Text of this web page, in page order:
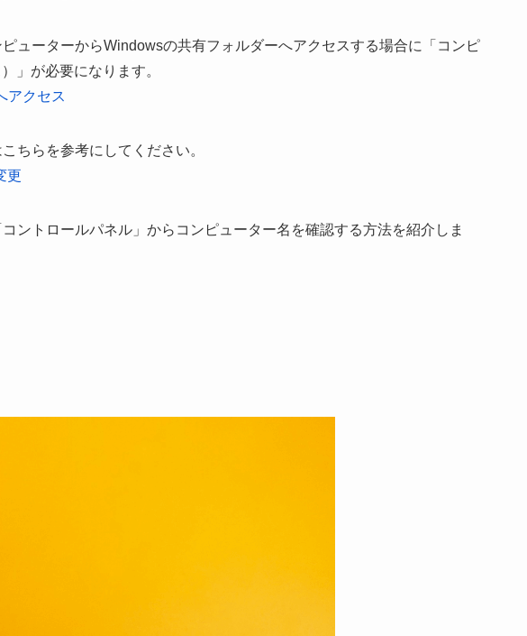
ューターからWindowsの共有フォルダーへアクセスする場合に「コンピ
」が必要になります。
アクセス
ちらを参考にしてください。
更
ントロールパネル」からコンピューター名を確認する方法を紹介しま